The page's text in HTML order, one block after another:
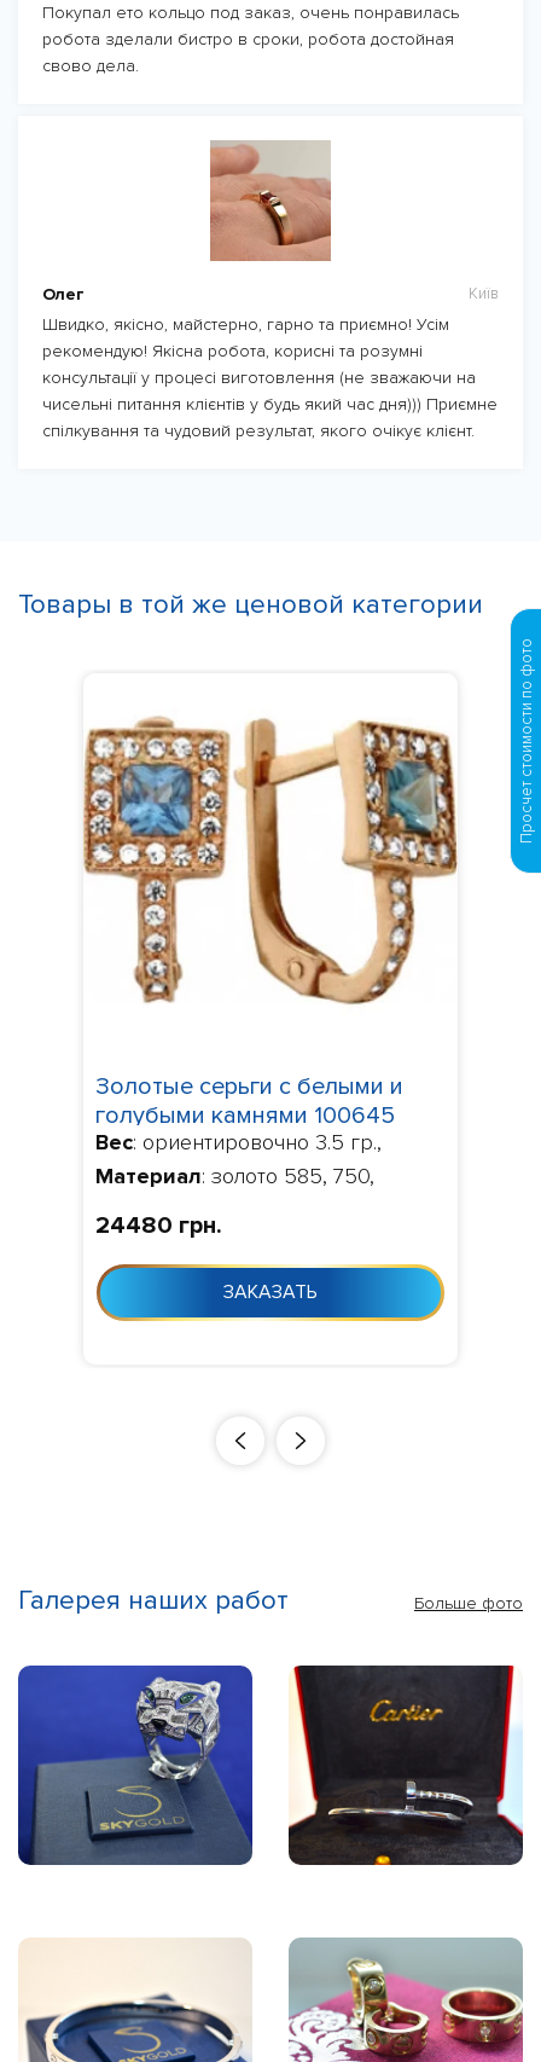
Покупал ето кольцо под заказ, очень понравилась
робота зделали бистро в сроки, робота достойная
свово дела.
Олег Київ
Швидко, якісно, майстерно, гарно та приємно! Усім
рекомендую! Якісна робота, корисні та розумні
консультації у процесі виготовлення (не зважаючи на
чисельні питання клієнтів у будь який час дня))) Приємне
спілкування та чудовий результат, якого очікує клієнт.
Товары в той же ценовой категории
Золотые серьги с белыми и
голубыми камнями 100645
Вес: ориентировочно 3.5 гр.,
Материал: золото 585, 750,
Изготовление 10-24 дня с момента
заказа
24480 грн.
ЗАКАЗАТЬ
Галерея наших работ Больше фото
Просчет стоимости по фото